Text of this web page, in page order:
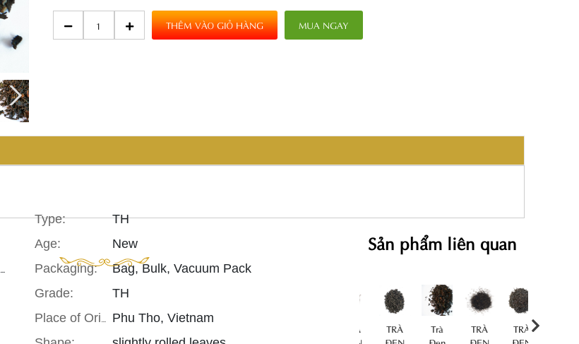
THÊM VÀO GIỎ HÀNG MUA NGAY
Type:
TH
Age: New
Withered, rolled, fermented, dried, and sorted/ graded Packaging:
Bag, Bulk, Vacuum Pack
Grade:
TH
Place of Origin:
Phu Tho, Vietnam
Sản phẩm liên quan
TRÀ
TRÀ
TRÀ